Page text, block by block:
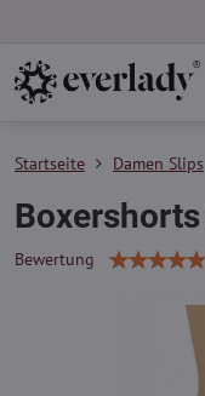
Startseite Damen Slips
Bewertung